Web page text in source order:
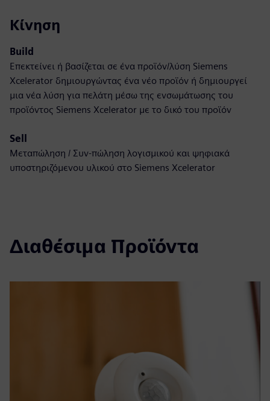
Κίνηση
Build
Επεκτείνει ή βασίζεται σε ένα προϊόν/λύση Siemens
Xcelerator δημιουργώντας ένα νέο προϊόν ή δημιουργεί
μια νέα λύση για πελάτη μέσω της ενσωμάτωσης του
προϊόντος Siemens Xcelerator με το δικό του προϊόν
Sell
Μεταπώληση / Συν-πώληση λογισμικού και ψηφιακά
υποστηριζόμενου υλικού στο Siemens Xcelerator
Διαθέσιμα Προϊόντα